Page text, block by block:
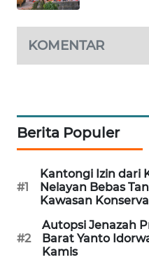
KOMENTAR
Berita Populer
#1
Kantongi Izin dari
Nelayan Bebas
Kawasan
#2
Autopsi Jenazah
Barat Yanto
Kamis
ALPERKLINAS
FORJASIDA
NEWS
NEWS
SIDIKALANG
NEWS